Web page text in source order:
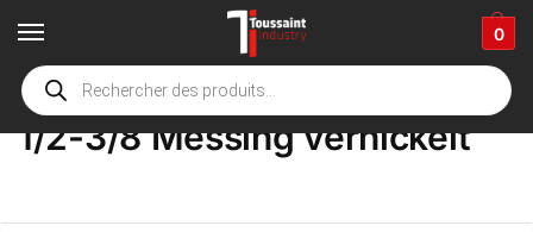
0
Home Winkel / Product Opties /
1/2-3/8 Messing vernickelt